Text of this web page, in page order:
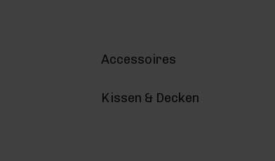
Accessoires
Kissen & Decken